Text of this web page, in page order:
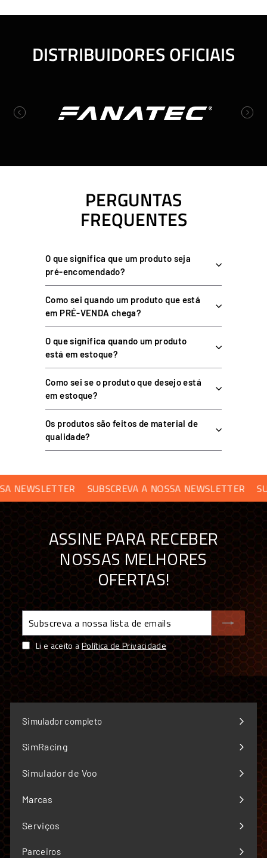
,
4
9
9
DISTRIBUIDORES OFICIAIS
Previous Next
PERGUNTAS
FREQUENTES
O que significa que um produto seja
pré-encomendado?
Como sei quando um produto que está
em PRÉ-VENDA chega?
O que significa quando um produto
está em estoque?
Como sei se o produto que desejo está
em estoque?
Os produtos são feitos de material de
qualidade?
A NOSSA NEWSLETTER SUBSCREVA A NOSSA
ASSINE PARA RECEBER
NOSSAS MELHORES
OFERTAS!
Subscreva
nossa
lista
de
emails
Li e aceito aPolítica de Privacidade
Simulador completo
SimRacing
Expandir
menu
Simulador de Voo
Expandir
menu
Marcas
Expandir
menu
Serviços
Expandir
menu
Parceiros